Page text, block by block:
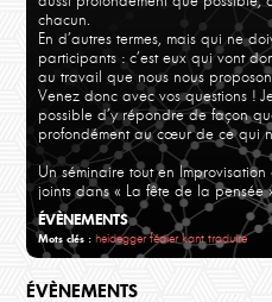
chacun.
En d’autres termes, mais qui ne
participants : c’est eux qui vont
au travail que nous nous
Venez donc avec vos questions !
possible d’y répondre de façon
profondément au cœur de ce qui
Un séminaire tout en
joints dans « La fête de la pensée
ÉVÈNEMENTS
Mots clés : heidegger fédier kant traduire
ÉVÈNEMENTS